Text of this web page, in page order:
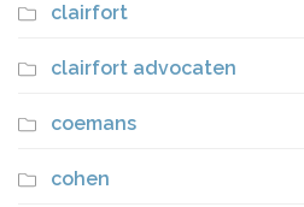
clairfort
clairfort advocaten
coemans
cohen